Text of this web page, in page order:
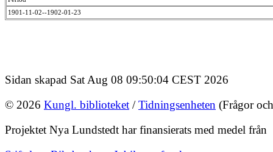
1901-11-02--1902-01-23
Sidan skapad Sat Aug 08 09:50:04 CEST 2026
© 2026 Kungl. biblioteket /Tidningsenheten (Frågor
Projektet Nya Lundstedt har finansierats med medel från